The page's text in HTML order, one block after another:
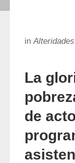
inAlteridades
La
de